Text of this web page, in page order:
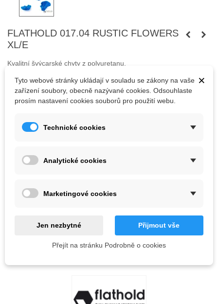
FLATHOLD 017.04 RUSTIC FLOWERS
XL/E
Kvalitní švýcarské chyty z polyuretanu.
Šrouby nejsou součástí balení. ×
Tyto webové stránky ukládají v souladu se zákony na vaše
zařízení soubory, obecně nazývané cookies. Odsouhlaste
prosím nastavení cookies souborů pro použití webu.
Technické cookies
Analytické cookies
Marketingové cookies
Jen nezbytné Přijmout vše
Přejít na stránku Podrobně o cookies